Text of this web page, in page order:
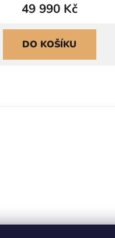
49 990 Kč
DO KOŠÍKU